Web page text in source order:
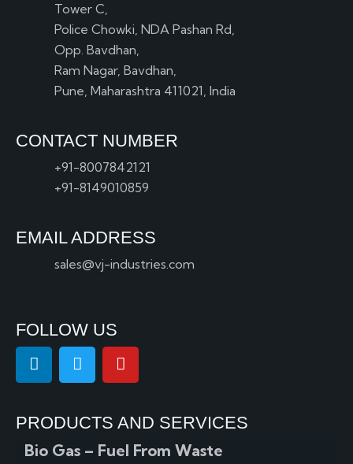
Tower C,
Police Chowki, NDA Pashan Rd,
Opp. Bavdhan,
Ram Nagar, Bavdhan,
Pune, Maharashtra 411021, India
CONTACT NUMBER
+91-8007842121
+91-8149010859
EMAIL ADDRESS
sales@vj-industries.com
FOLLOW US
PRODUCTS AND SERVICES
Bio Gas – Fuel From Waste